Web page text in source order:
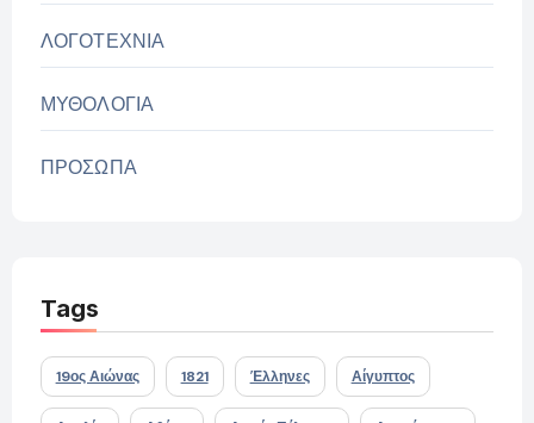
ΛΟΓΟΤΕΧΝΙΑ
ΜΥΘΟΛΟΓΙΑ
ΠΡΟΣΩΠΑ
Tags
19ος Αιώνας 1821 Έλληνες Αίγυπτος